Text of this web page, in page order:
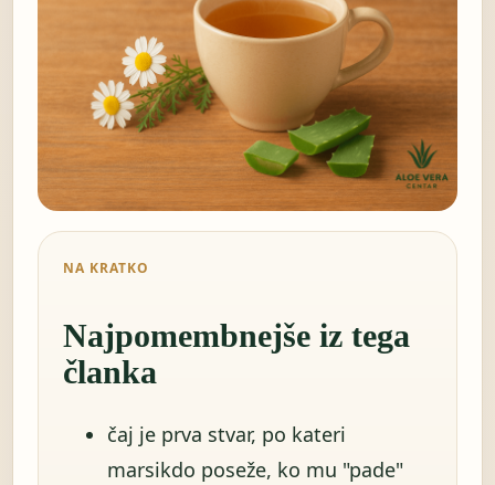
NA KRATKO
Najpomembnejše iz tega
članka
čaj je prva stvar, po kateri
marsikdo poseže, ko mu "pade"